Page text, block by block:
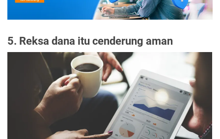
5. Reksa dana itu cenderung aman